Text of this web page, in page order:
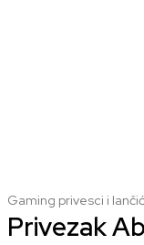
Gaming privesci i
Privezak